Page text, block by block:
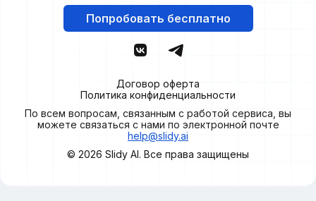
Попробовать бесплатно
Договор оферта
Политика конфиденциальности
По всем вопросам, связанным с работой сервиса, вы
можете связаться с нами по электронной почте
help@slidy.ai
© 2026 Slidy AI. Все права защищены